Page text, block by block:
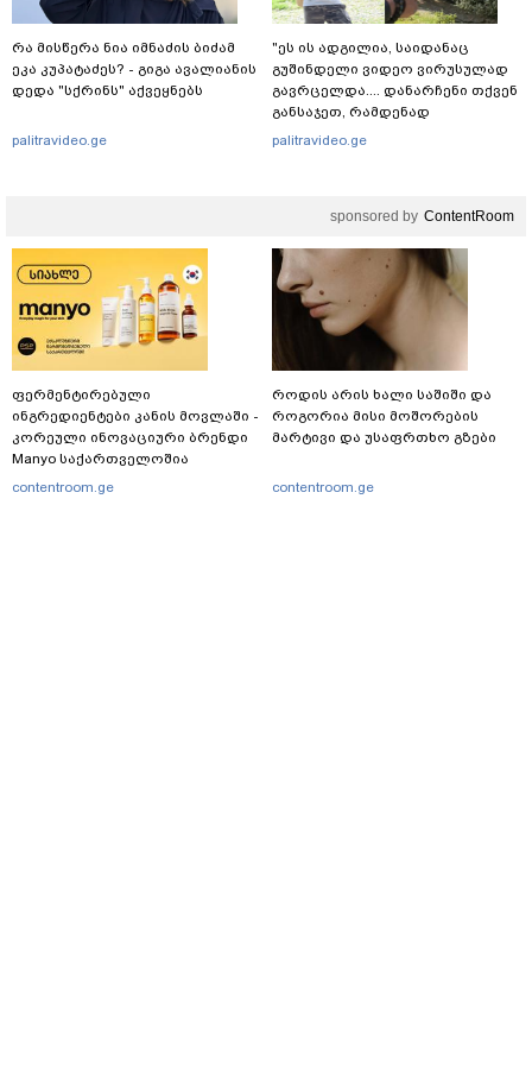
რა მისწერა ნია იმნაძის ბიძამ
ეკა კუპატაძეს? - გიგა ავალიანის
დედა "სქრინს" აქვეყნებს
palitravideo.ge
"ეს ის ადგილია, საიდანაც
გუშინდელი ვიდეო ვირუსულად
გავრცელდა.... დანარჩენი თქვენ
განსაჯეთ, რამდენად
შესაძლებელია აქ ადამიანის
გურამ დადიანიძე გაუჩინარდა?
palitravideo.ge
sponsored by ContentRoom
ფერმენტირებული
ინგრედიენტები კანის მოვლაში -
კორეული ინოვაციური ბრენდი
Manyo საქართველოშია
contentroom.ge
როდის არის ხალი საშიში და
როგორია მისი მოშორების
მარტივი და უსაფრთხო გზები
contentroom.ge